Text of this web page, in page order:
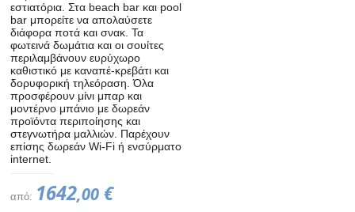
εστιατόρια. Στα beach bar και pool
bar μπορείτε να απολαύσετε
διάφορα ποτά και σνακ. Τα
φωτεινά δωμάτια και οι σουίτες
περιλαμβάνουν ευρύχωρο
καθιστικό με καναπέ-κρεβάτι και
δορυφορική τηλεόραση. Όλα
προσφέρουν μίνι μπαρ και
μοντέρνο μπάνιο με δωρεάν
προϊόντα περιποίησης και
στεγνωτήρα μαλλιών. Παρέχουν
επίσης δωρεάν Wi-Fi ή ενσύρματο
internet.
από: 1642,00 €